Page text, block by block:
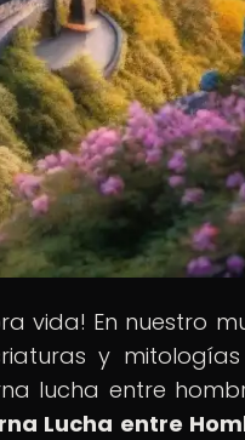
vida! En nuestro
y
lucha entre
Lucha entre